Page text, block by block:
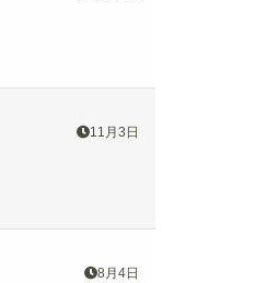
11月3日
8月4日